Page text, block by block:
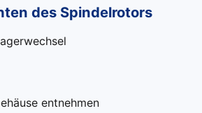
des Spindelrotors
entnehmen